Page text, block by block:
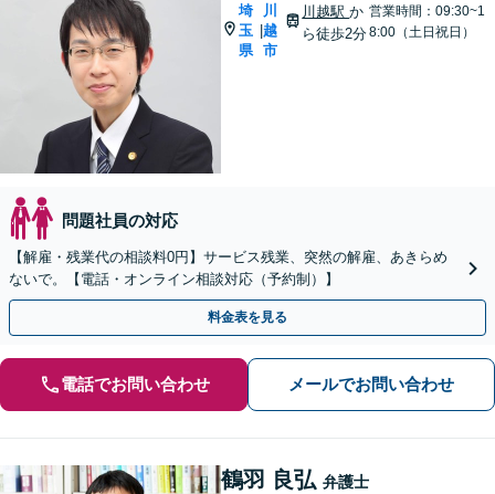
埼
玉
県
|
川
越
市
川越駅か
ら徒歩2分
営業時間：09:30~1
8:00（土日祝日）
問題社員の対応
【解雇・残業代の相談料0円】サービス残業、突然の解雇、あきらめ
ないで。【電話・オンライン相談対応（予約制）】
料金表を見る
電話でお問い合わせ メールでお問い合わせ
鶴羽 良弘 弁護士